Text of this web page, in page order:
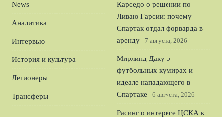
News
Аналитика
Интервью
История и культура
Легионеры
Трансферы
Карседо о решении по
Ливаю Гарсии: почему
Спартак отдал форварда в
аренду
7 августа, 2026
Мирлинд Даку о
футбольных кумирах и
идеале нападающего в
Спартаке
6 августа, 2026
Расинг о интересе ЦСКА к